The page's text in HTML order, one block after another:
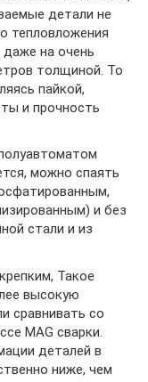
детали не
тепловложения
на очень
толщиной. То
пайкой,
и прочность
можно спаять
и без
стали и из
Такое
высокую
сравнивать со
MAG сварки.
деталей в
ниже, чем